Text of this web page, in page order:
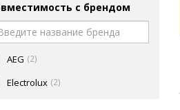
с брендом
AEG (2)
Electrolux (2)